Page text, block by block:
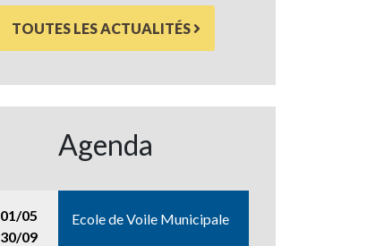
TOUTES LES ACTUALITÉS
Agenda
01/05
30/09
Ecole de Voile Municipale